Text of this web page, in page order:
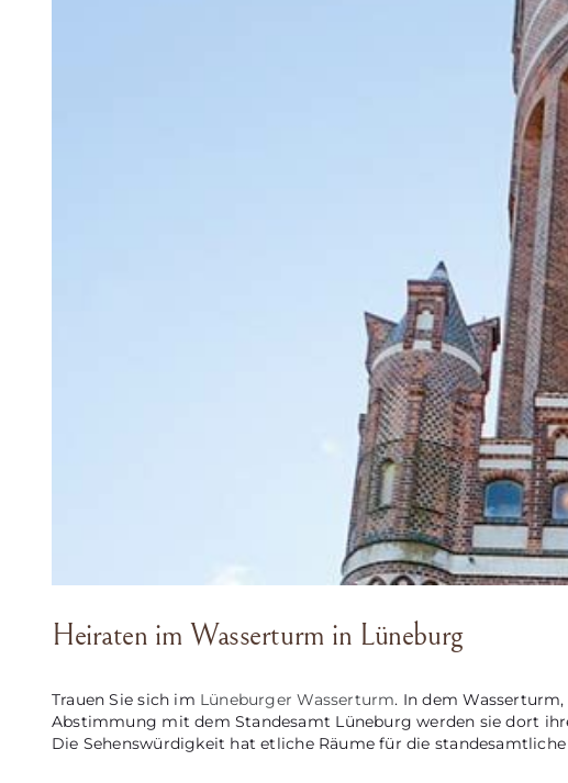
Heiraten im Wasserturm in Lüneburg
Trauen Sie sich im Lüneburger Wasserturm. In dem
Abstimmung mit dem Standesamt Lüneburg werden sie dort
Die Sehenswürdigkeit hat etliche Räume für die